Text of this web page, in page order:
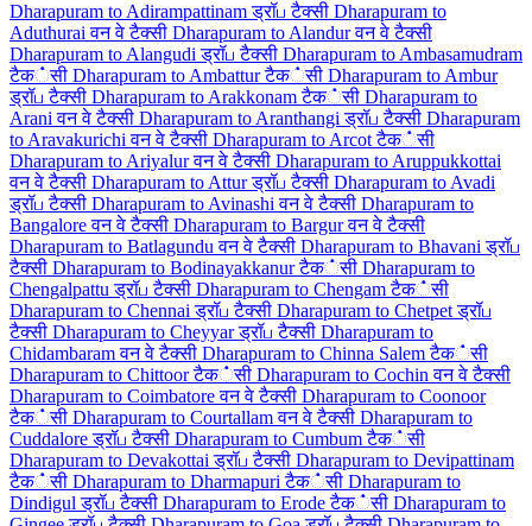
Dharapuram to Adirampattinam ड्रॉப टैक्सी Dharapuram to
Aduthurai वन वे टैक्सी Dharapuram to Alandur वन वे टैक्सी
Dharapuram to Alangudi ड्रॉப टैक्सी Dharapuram to Ambasamudram
टैक்सी Dharapuram to Ambattur टैक்सी Dharapuram to Ambur
ड्रॉப टैक्सी Dharapuram to Arakkonam टैक்सी Dharapuram to
Arani वन वे टैक्सी Dharapuram to Aranthangi ड्रॉப टैक्सी Dharapuram
to Aravakurichi वन वे टैक्सी Dharapuram to Arcot टैक்सी
Dharapuram to Ariyalur वन वे टैक्सी Dharapuram to Aruppukkottai
वन वे टैक्सी Dharapuram to Attur ड्रॉப टैक्सी Dharapuram to Avadi
ड्रॉப टैक्सी Dharapuram to Avinashi वन वे टैक्सी Dharapuram to
Bangalore वन वे टैक्सी Dharapuram to Bargur वन वे टैक्सी
Dharapuram to Batlagundu वन वे टैक्सी Dharapuram to Bhavani ड्रॉப
टैक्सी Dharapuram to Bodinayakkanur टैक்सी Dharapuram to
Chengalpattu ड्रॉப टैक्सी Dharapuram to Chengam टैक்सी
Dharapuram to Chennai ड्रॉப टैक्सी Dharapuram to Chetpet ड्रॉப
टैक्सी Dharapuram to Cheyyar ड्रॉப टैक्सी Dharapuram to
Chidambaram वन वे टैक्सी Dharapuram to Chinna Salem टैक்सी
Dharapuram to Chittoor टैक்सी Dharapuram to Cochin वन वे टैक्सी
Dharapuram to Coimbatore वन वे टैक्सी Dharapuram to Coonoor
टैक்सी Dharapuram to Courtallam वन वे टैक्सी Dharapuram to
Cuddalore ड्रॉப टैक्सी Dharapuram to Cumbum टैक்सी
Dharapuram to Devakottai ड्रॉப टैक्सी Dharapuram to Devipattinam
टैक்सी Dharapuram to Dharmapuri टैक்सी Dharapuram to
Dindigul ड्रॉப टैक्सी Dharapuram to Erode टैक்सी Dharapuram to